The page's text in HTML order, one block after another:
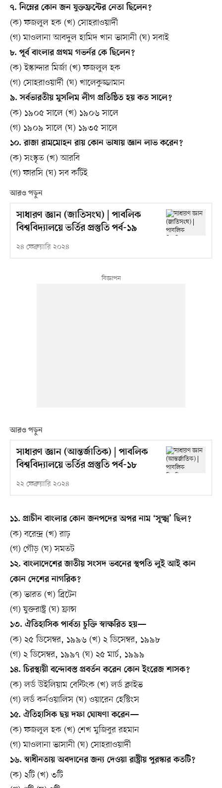
৭. নিম্নের কোন জন যুক্তফ্রন্টের নেতা ছিলেন?
(ক) ফজলুল হক (খ) সোহরাওয়ার্দী
(গ) মাওলানা আবদুল হামিদ খান ভাসানী (ঘ) সবাই
৮. পূর্ব বাংলার প্রথম গভর্নর কে ছিলেন?
(ক) ইস্কান্দার মির্জা (খ) ফজলুল হক
(গ) সোহরাওয়ার্দী (ঘ) খালেকুজ্জামান
৯. সর্বভারতীয় মুসলিম লীগ প্রতিষ্ঠিত হয় কত সালে?
(ক) ১৯০৫ সালে (খ) ১৯০৬ সালে
(গ) ১৯০৯ সালে (ঘ) ১৯৩৫ সালে
১০. রাজা রামমোহন রায় কোন ভাষায় জ্ঞান লাভ করেন?
(ক) সংস্কৃত (খ) আরবি
(গ) ফারসি (ঘ) সব কটিই
আরও পড়ুন
সাধারণ জ্ঞান (জাতিসংঘ) | পাবলিক
বিশ্ববিদ্যালয়ে ভর্তির প্রস্তুতি পর্ব-১৯
২৪ ফেব্রুয়ারি ২০২৪
আরও পড়ুন
সাধারণ জ্ঞান (আন্তর্জাতিক) | পাবলিক
বিশ্ববিদ্যালয়ে ভর্তির প্রস্তুতি পর্ব-১৮
২২ ফেব্রুয়ারি ২০২৪
১১. প্রাচীন বাংলার কোন জনপদের অপর নাম ‘সূক্ষ্ম’ ছিল?
(ক) বরেন্দ্র (খ) রাঢ়
(গ) গৌড় (ঘ) সমতট
১২. বাংলাদেশের জাতীয় সংসদ ভবনের স্থপতি লুই আই কান
কোন দেশের নাগরিক?
(ক) ভারত (খ) ব্রিটেন
(গ) যুক্তরাষ্ট্র (ঘ) ফ্রান্স
১৩. ঐতিহাসিক পার্বত্য চুক্তি স্বাক্ষরিত হয়—
(ক) ২৫ ডিসেম্বর, ১৯৯৬ (খ) ২ ডিসেম্বর, ১৯৯৮
(গ) ২ ডিসেম্বর, ১৯৯৭ (ঘ) ২৫ মার্চ, ১৯৯৯
১৪. চিরস্থায়ী বন্দোবস্ত প্রবর্তন করেন কোন ইংরেজ শাসক?
(ক) লর্ড উইলিয়াম বেন্টিংক (খ) লর্ড ক্লাইভ
(গ) লর্ড কর্নওয়ালিস (ঘ) ওয়ারেন হেস্টিংস
১৫. ঐতিহাসিক ছয় দফা ঘোষণা করেন—
(ক) ফজলুল হক (খ) শেখ মুজিবুর রহমান
(গ) মাওলানা ভাসানী (ঘ) সোহরাওয়ার্দী
১৬. স্বাধীনতায় অবদানের জন্য দেওয়া রাষ্ট্রীয় পুরস্কার কতটি?
(ক) ২টি (খ) ৩টি